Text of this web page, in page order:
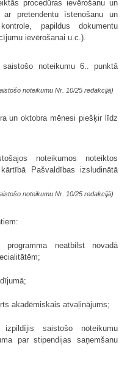
procedūras ievērošanu un
pretendentu īstenošanu un
papildus dokumentu
ievērošanai u.c.).
noteikumu 6.. punktā
noteikumu Nr. 10/25 redakcijā)
un oktobra mēnesi piešķir līdz
noteikumos noteiktos
Pašvaldības izsludinātā
noteikumu Nr. 10/25 redakcijā)
neatbilst novadā
akadēmiskais atvaļinājums;
saistošo noteikumu
par stipendijas saņemšanu